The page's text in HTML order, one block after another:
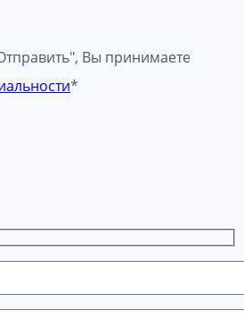
Вы принимаете
*